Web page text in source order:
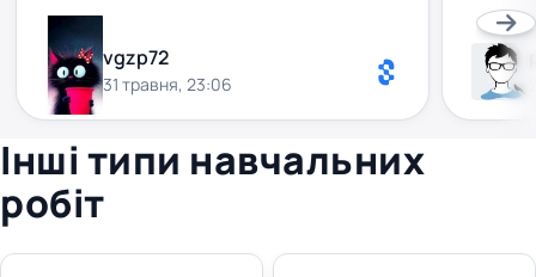
vgzp72
31 травня, 23:06
Інші типи навчальних
робіт